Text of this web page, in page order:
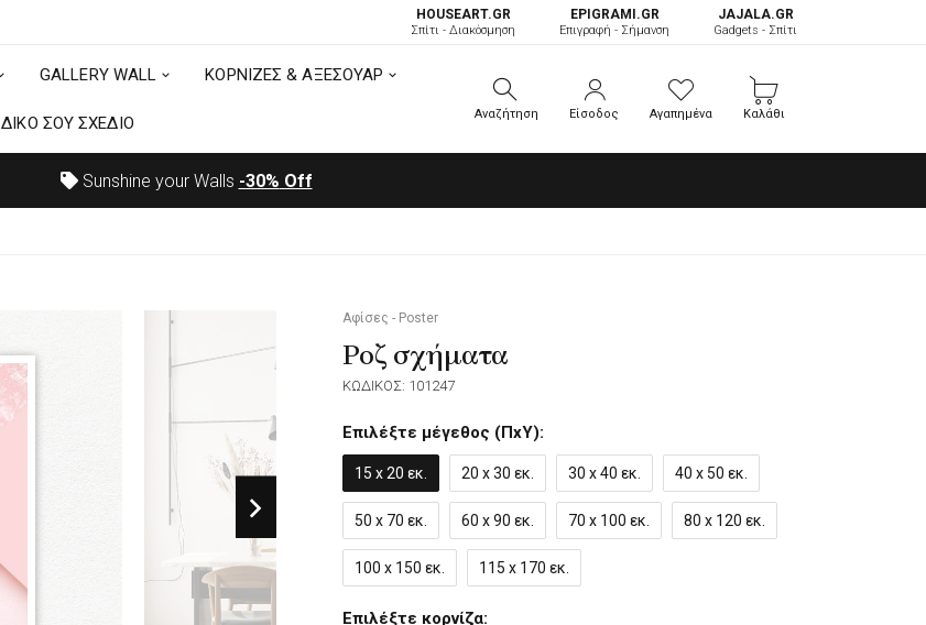
ΔΙΚΟ ΣΟΥ ΣΧΕΔΙΟ
HOUSEART.GR
Σπίτι - Διακόσμηση
ΕPIGRAMI.GR
Επιγραφή - Σήμανση
JAJALA.GR
Gadgets - Σπίτι
GALLERY WALL ΚΟΡΝΙΖΕΣ & ΑΞΕΣΟΥΑΡ
ΔΙΚΟ ΣΟΥ ΣΧΕΔΙΟ Αναζήτηση Είσοδος Αγαπημένα Καλάθι
Sunshine your Walls -30% Off
Αφίσες - Poster
Ροζ σχήματα
ΚΩΔΙΚΟΣ: 101247
Επιλέξτε μέγεθος (ΠxΥ):
15 x 20 εκ. 20 x 30 εκ. 30 x 40 εκ. 40 x 50 εκ.
50 x 70 εκ. 60 x 90 εκ. 70 x 100 εκ. 80 x 120 εκ.
100 x 150 εκ. 115 x 170 εκ.
Επιλέξτε κορνίζα: